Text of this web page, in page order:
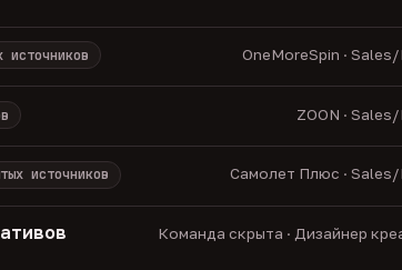
источников OneMoreSpin ·
ZOON ·
источников Самолет Плюс · Sales/
Команда скрыта · Дизайнер